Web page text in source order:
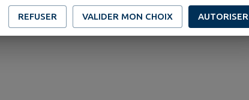
REFUSER VALIDER MON CHOIX AUTORISER